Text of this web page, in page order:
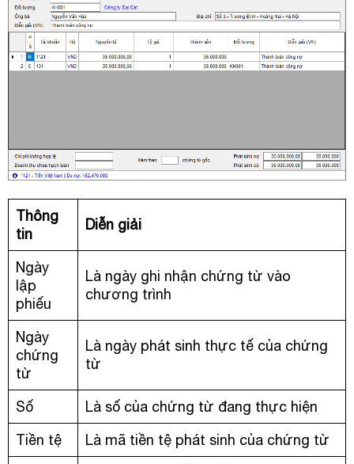
Thông
tin
Diễn giải
Ngày
lập
phiếu
Là ngày ghi nhận chứng từ vào
chương trình
Ngày
chứng
từ
Là ngày phát sinh thực tế của chứng
từ
Số
Là số của chứng từ đang thực hiện
Tiền tệ
Là mã tiền tệ phát sinh của chứng từ